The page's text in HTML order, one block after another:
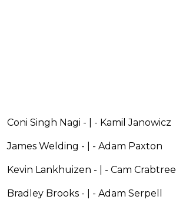
Coni Singh Nagi - | - Kamil Janowicz
James Welding - | - Adam Paxton
Kevin Lankhuizen - | - Cam Crabtree
Bradley Brooks - | - Adam Serpell